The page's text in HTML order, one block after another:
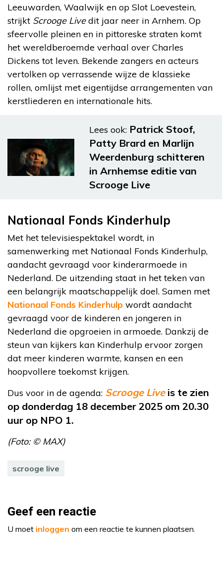
Leeuwarden, Waalwijk en op Slot Loevestein,
strijkt Scrooge Livedit jaar neer in Arnhem. Op
sfeervolle pleinen en in pittoreske straten komt
het wereldberoemde verhaal over Charles
Dickens tot leven. Bekende zangers en acteurs
vertolken op verrassende wijze de klassieke
rollen, omlijst met eigentijdse arrangementen van
kerstliederen en internationale hits.
Lees ook: Patrick Stoof,
Patty Brard en Marlijn
Weerdenburg schitteren
in Arnhemse editie van
Scrooge Live
Nationaal Fonds Kinderhulp
Met het televisiespektakel wordt, in
samenwerking met Nationaal Fonds Kinderhulp,
aandacht gevraagd voor kinderarmoede in
Nederland. De uitzending staat in het teken van
een belangrijk maatschappelijk doel. Samen met
Nationaal Fonds Kinderhulp wordt aandacht
gevraagd voor de kinderen en jongeren in
Nederland die opgroeien in armoede. Dankzij de
steun van kijkers kan Kinderhulp ervoor zorgen
dat meer kinderen warmte, kansen en een
hoopvollere toekomst krijgen.
Dus voor in de agenda: Scrooge Live is te zien
op donderdag 18 december 2025 om 20.30
uur op NPO 1.
(Foto: © MAX)
scrooge live
Geef een reactie
U moet inloggen om een reactie te kunnen plaatsen.